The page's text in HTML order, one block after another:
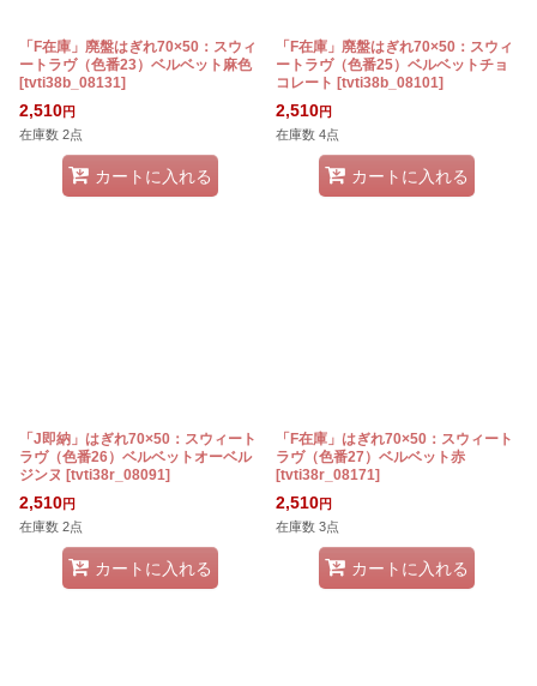
「F在庫」廃盤はぎれ70×50：スウィ
ートラヴ（色番23）ベルベット麻色
[tvti38b_08131]
2,510円
在庫数 2点
カートに入れる
「F在庫」廃盤はぎれ70×50：スウィ
ートラヴ（色番25）ベルベットチョ
コレート [tvti38b_08101]
2,510円
在庫数 4点
カートに入れる
「J即納」はぎれ70×50：スウィート
ラヴ（色番26）ベルベットオーベル
ジンヌ [tvti38r_08091]
2,510円
在庫数 2点
カートに入れる
「F在庫」はぎれ70×50：スウィート
ラヴ（色番27）ベルベット赤
[tvti38r_08171]
2,510円
在庫数 3点
カートに入れる